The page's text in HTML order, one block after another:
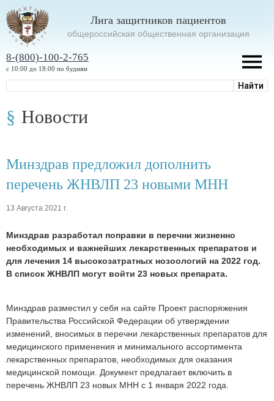
Лига защитников пациентов
oбщероссийская общественная организация
8-(800)-100-2-765
с 10:00 до 18:00 по будням
Новости
Минздрав предложил дополнить
перечень ЖНВЛП 23 новыми МНН
13 Августа 2021 г.
Минздрав разработал поправки в перечни жизненно
необходимых и важнейших лекарственных препаратов и
для лечения 14 высокозатратных нозоологий на 2022 год.
В список ЖНВЛП могут войти 23 новых препарата.
Минздрав разместил у себя на сайте Проект распоряжения
Правительства Российской Федерации об утверждении
изменений, вносимых в перечни лекарственных препаратов для
медицинского применения и минимального ассортимента
лекарственных препаратов, необходимых для оказания
медицинской помощи. Документ предлагает включить в
перечень ЖНВЛП 23 новых МНН с 1 января 2022 года.